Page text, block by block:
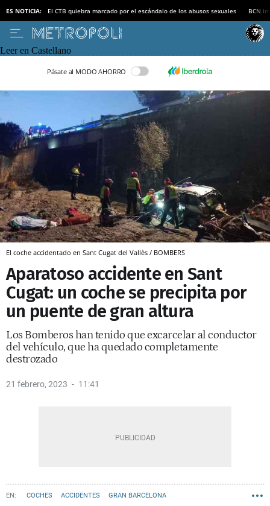
ES NOTICIA: El CTB quiebra marcado por el escándalo de los abusos sexuales BCN
Leer en Castellano
Pásate al MODO AHORRO
El coche accidentado en Sant Cugat del Vallès / BOMBERS
Aparatoso accidente en Sant
Cugat: un coche se precipita por
un puente de gran altura
Los Bomberos han tenido que excarcelar al conductor
del vehículo, que ha quedado completamente
destrozado
21 febrero, 2023 11:41
COCHES ACCIDENTES GRAN BARCELONA